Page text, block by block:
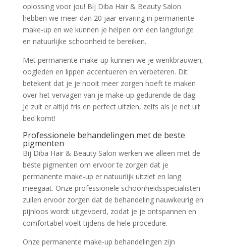
oplossing voor jou! Bij Diba Hair & Beauty Salon
hebben we meer dan 20 jaar ervaring in permanente
make-up en we kunnen je helpen om een langdurige
en natuurlijke schoonheid te bereiken.
Met permanente make-up kunnen we je wenkbrauwen,
oogleden en lippen accentueren en verbeteren. Dit
betekent dat je je nooit meer zorgen hoeft te maken
over het vervagen van je make-up gedurende de dag.
Je zult er altijd fris en perfect uitzien, zelfs als je net uit
bed komt!
Professionele behandelingen met de beste
pigmenten
Bij Diba Hair & Beauty Salon werken we alleen met de
beste pigmenten om ervoor te zorgen dat je
permanente make-up er natuurlijk uitziet en lang
meegaat. Onze professionele schoonheidsspecialisten
zullen ervoor zorgen dat de behandeling nauwkeurig en
pijnloos wordt uitgevoerd, zodat je je ontspannen en
comfortabel voelt tijdens de hele procedure.
Onze permanente make-up behandelingen zijn